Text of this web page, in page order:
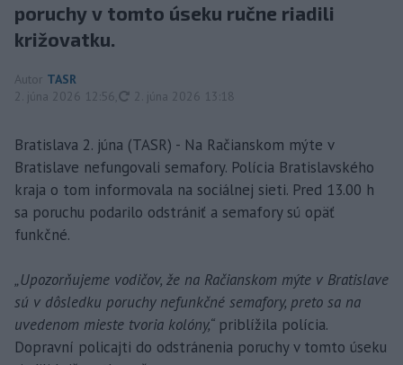
poruchy v tomto úseku ručne riadili
križovatku.
Autor TASR
2. júna 2026 12:56
aktualizované
2. júna 2026 13:18
Bratislava 2. júna (TASR) - Na Račianskom mýte v
Bratislave nefungovali semafory. Polícia Bratislavského
kraja o tom informovala na sociálnej sieti. Pred 13.00 h
sa poruchu podarilo odstrániť a semafory sú opäť
funkčné.
„Upozorňujeme vodičov, že na Račianskom mýte v Bratislave
sú v dôsledku poruchy nefunkčné semafory, preto sa na
uvedenom mieste tvoria kolóny,“ priblížila polícia.
Dopravní policajti do odstránenia poruchy v tomto úseku